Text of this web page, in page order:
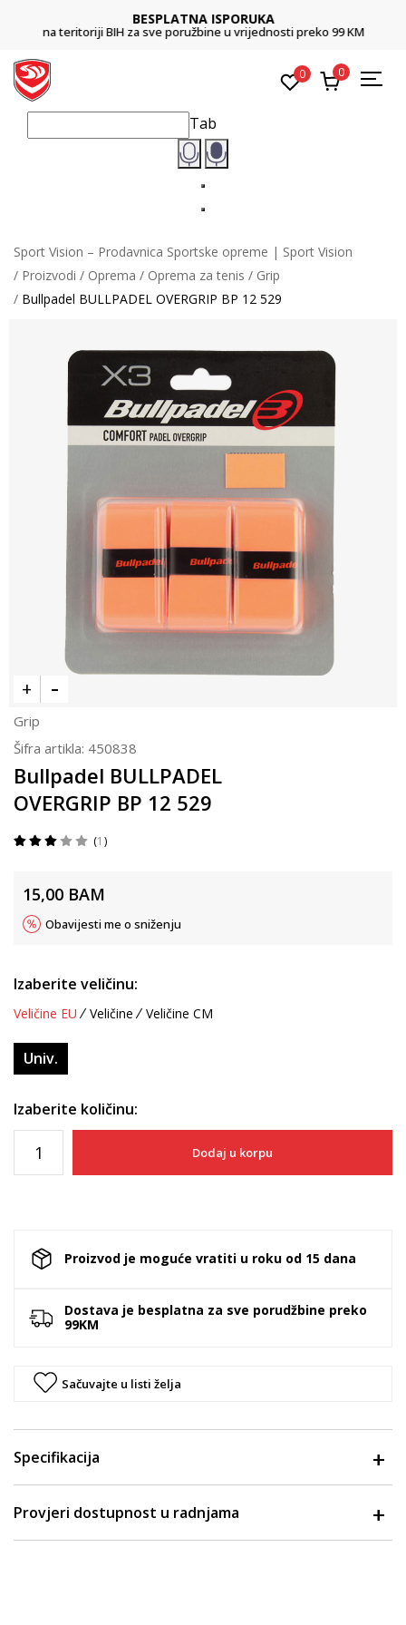
BESPLATNA ISPORUKA
na teritoriji BIH za sve poružbine u vrijednosti preko 99 KM
0 0
Tab
Sport Vision – Prodavnica Sportske opreme | Sport Vision
Proizvodi
Oprema Oprema za tenis
Grip
Bullpadel BULLPADEL OVERGRIP BP 12 529
Grip
Šifra artikla: 450838
Bullpadel BULLPADEL
OVERGRIP BP 12 529
1
15,00 BAM
Obavijesti me o sniženju
Izaberite veličinu:
Veličine EU Veličine Veličine CM
Univ.
Izaberite količinu:
Dodaj u korpu
Proizvod je moguće vratiti u roku od 15 dana
Dostava je besplatna za sve porudžbine preko
99KM
Sačuvajte u listi želja
Specifikacija
Provjeri dostupnost u radnjama